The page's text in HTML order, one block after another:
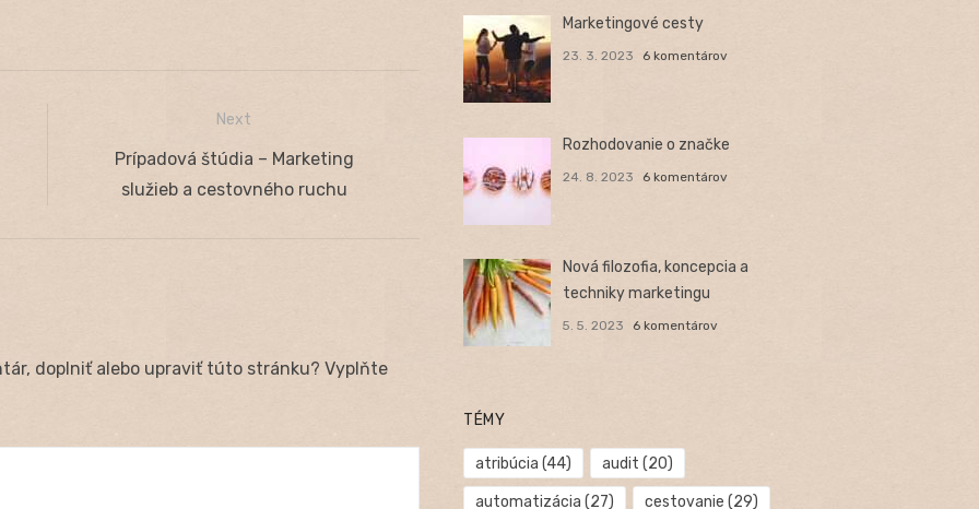
Next
Next
post:
Prípadová štúdia – Marketing
služieb a cestovného ruchu
doplniť alebo upraviť túto stránku? Vyplňte
Marketingové cesty
23. 3. 2023 6 komentárov
Rozhodovanie o značke
24. 8. 2023 6 komentárov
Nová filozofia, koncepcia a
techniky marketingu
5. 5. 2023 6 komentárov
TÉMY
atribúcia (44) audit (20)
automatizácia (27) cestovanie (29)